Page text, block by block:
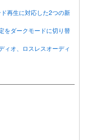
再生に対応した2つの新
をダークモードに切り替
ィオ、ロスレスオーディ